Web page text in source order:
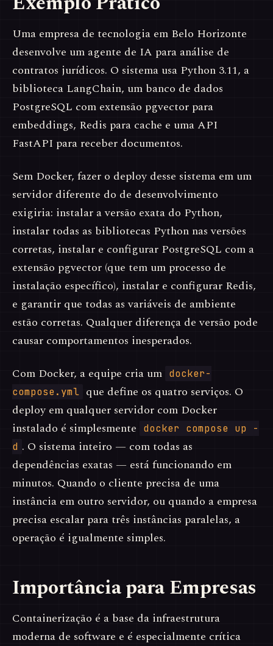
Uma empresa de tecnologia em Belo Horizonte
desenvolve um agente de IA para análise de
contratos jurídicos. O sistema usa Python 3.11, a
biblioteca LangChain, um banco de dados
PostgreSQL com extensão pgvector para
embeddings, Redis para cache e uma API
FastAPI para receber documentos.
Sem Docker, fazer o deploy desse sistema em um
servidor diferente do de desenvolvimento
exigiria: instalar a versão exata do Python,
instalar todas as bibliotecas Python nas versões
corretas, instalar e configurar PostgreSQL com a
extensão pgvector (que tem um processo de
instalação específico), instalar e configurar Redis,
e garantir que todas as variáveis de ambiente
estão corretas. Qualquer diferença de versão pode
causar comportamentos inesperados.
Com Docker, a equipe cria um docker-
compose.yml que define os quatro serviços. O
deploy em qualquer servidor com Docker
instalado é simplesmente
docker compose up -
d . O sistema inteiro — com todas as
dependências exatas — está funcionando em
minutos. Quando o cliente precisa de uma
instância em outro servidor, ou quando a empresa
precisa escalar para três instâncias paralelas, a
operação é igualmente simples.
Importância para Empresas
Containerização é a base da infraestrutura
moderna de software e é especialmente crítica